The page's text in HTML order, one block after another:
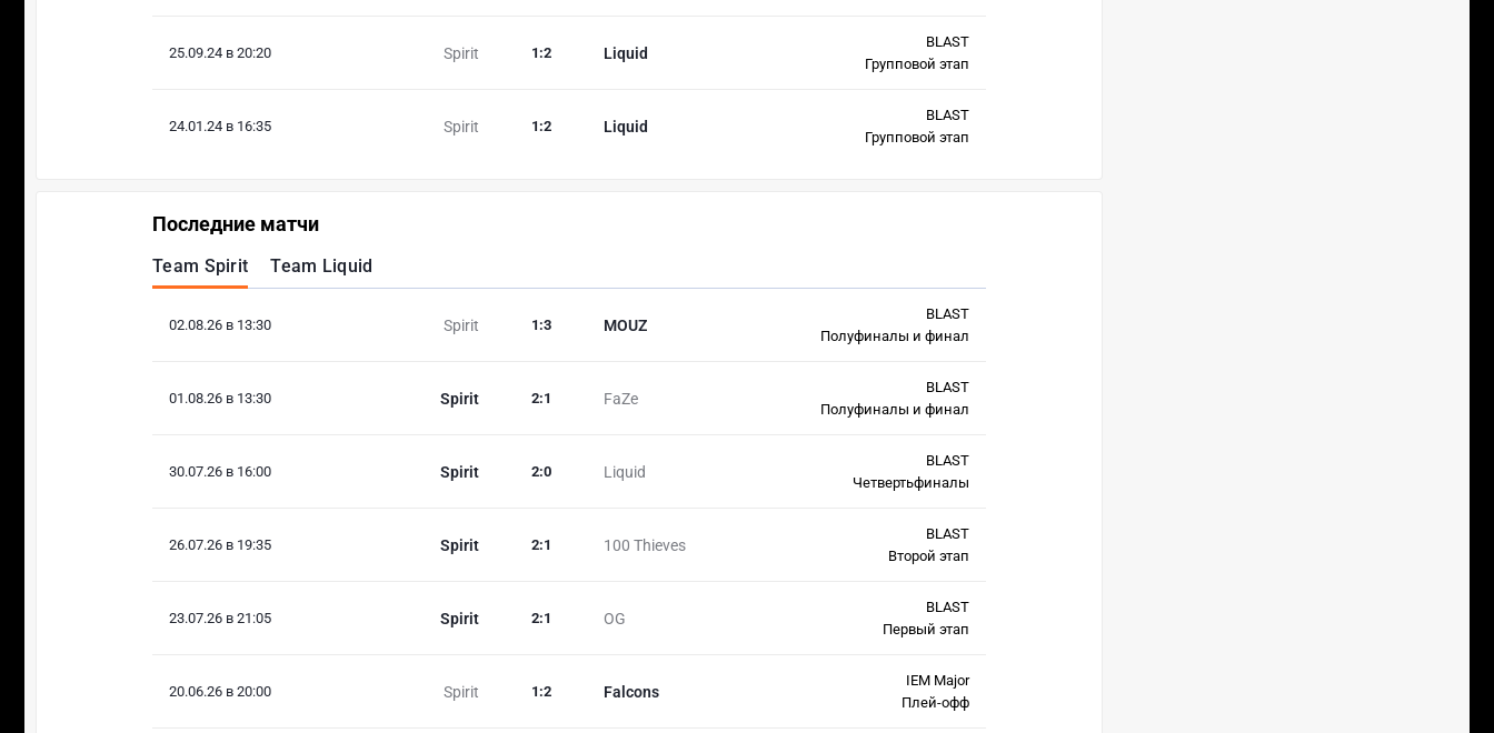
25.09.24 в 20:20 Spirit Liquid
1 :2
BLAST
Групповой этап
24.01.24 в 16:35 Spirit Liquid
1 :2
BLAST
Групповой этап
Последние матчи
Team Spirit Team Liquid
02.08.26 в 13:30 Spirit MOUZ
1 :3
BLAST
Полуфиналы и финал
01.08.26 в 13:30 Spirit FaZe
2:1
BLAST
Полуфиналы и финал
30.07.26 в 16:00 Spirit Liquid
2:0
BLAST
Четвертьфиналы
26.07.26 в 19:35 Spirit 100 Thieves
2:1
BLAST
Второй этап
23.07.26 в 21:05 Spirit OG
2:1
BLAST
Первый этап
20.06.26 в 20:00 Spirit Falcons
1 :2
IEM Major
Плей-офф